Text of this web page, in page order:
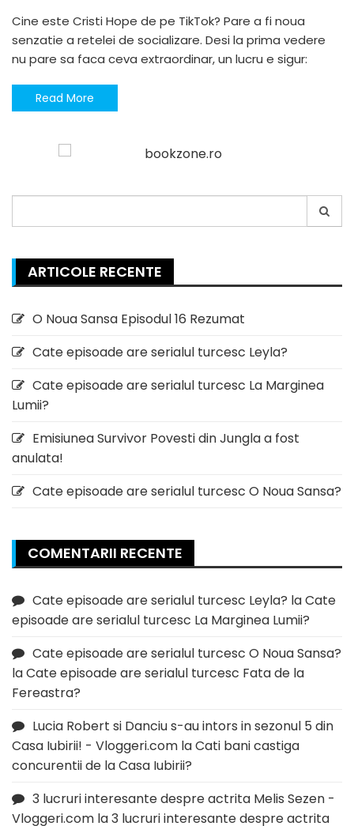
Cine este Cristi Hope de pe TikTok? Pare a fi noua
senzatie a retelei de socializare. Desi la prima vedere
nu pare sa faca ceva extraordinar, un lucru e sigur:
Read More
for:
ARTICOLE RECENTE
O Noua Sansa Episodul 16 Rezumat
Cate episoade are serialul turcesc Leyla?
Cate episoade are serialul turcesc La Marginea
Lumii?
Emisiunea Survivor Povesti din Jungla a fost
anulata!
Cate episoade are serialul turcesc O Noua Sansa?
COMENTARII RECENTE
Cate episoade are serialul turcesc Leyla? laCate
episoade are serialul turcesc La Marginea Lumii?
Cate episoade are serialul turcesc O Noua Sansa?
laCate episoade are serialul turcesc Fata de la
Fereastra?
Lucia Robert si Danciu s-au intors in sezonul 5 din
Casa Iubirii! - Vloggeri.com laCati bani castiga
concurentii de la Casa Iubirii?
3 lucruri interesante despre actrita Melis Sezen -
Vloggeri.com la3 lucruri interesante despre actrita